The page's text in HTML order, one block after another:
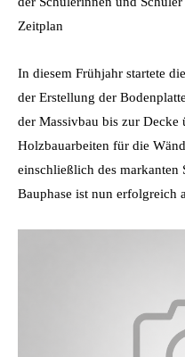
Zeitplan
In diesem Frühjahr startete
der Erstellung der
der Massivbau bis zur Decke
Holzbauarbeiten für die
einschließlich des markanten
Bauphase ist nun erfolgreich